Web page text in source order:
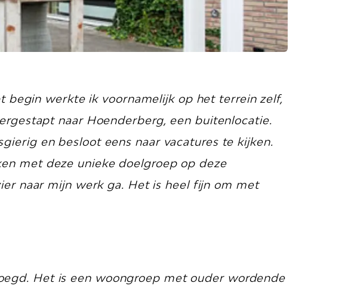
begin werkte ik voornamelijk op het terrein zelf,
naar Hoenderberg, een buitenlocatie.
en besloot eens naar vacatures te kijken.
met deze unieke doelgroep op deze
naar mijn werk ga. Het is heel fijn om met
Het is een woongroep met ouder wordende